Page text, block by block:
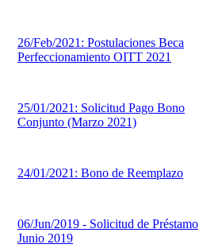
26/Feb/2021: Postulaciones Beca
Perfeccionamiento OITT 2021
25/01/2021: Solicitud Pago Bono
Conjunto (Marzo 2021)
24/01/2021: Bono de Reemplazo
06/Jun/2019 - Solicitud de Préstamo
Junio 2019